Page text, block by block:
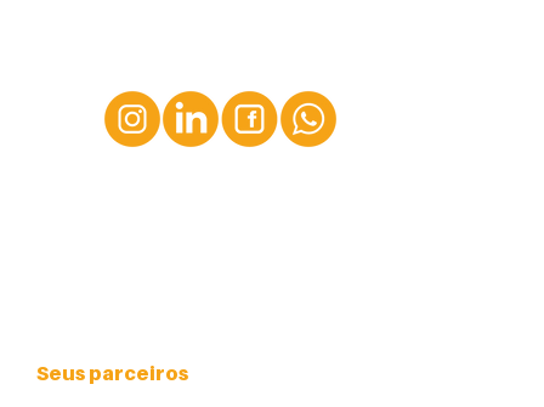
Seus parceiros